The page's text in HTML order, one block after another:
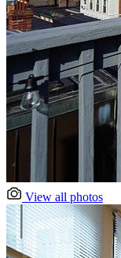
View all photos